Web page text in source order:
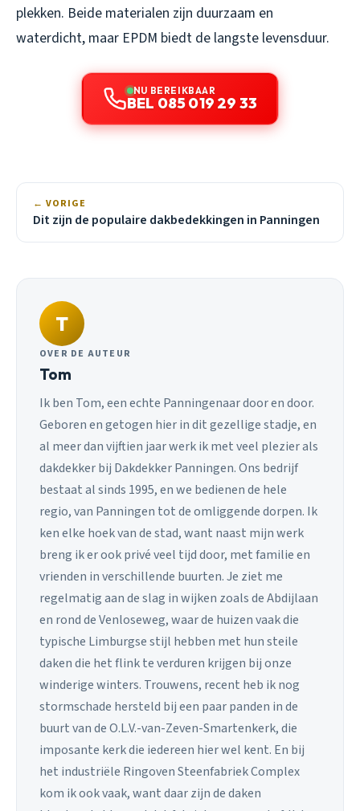
plekken. Beide materialen zijn duurzaam en
waterdicht, maar EPDM biedt de langste levensduur.
NU BEREIKBAAR
BEL 085 019 29 33
← VORIGE
Dit zijn de populaire dakbedekkingen in Panningen
T
OVER DE AUTEUR
Tom
Ik ben Tom, een echte Panningenaar door en door.
Geboren en getogen hier in dit gezellige stadje, en
al meer dan vijftien jaar werk ik met veel plezier als
dakdekker bij Dakdekker Panningen. Ons bedrijf
bestaat al sinds 1995, en we bedienen de hele
regio, van Panningen tot de omliggende dorpen. Ik
ken elke hoek van de stad, want naast mijn werk
breng ik er ook privé veel tijd door, met familie en
vrienden in verschillende buurten. Je ziet me
regelmatig aan de slag in wijken zoals de Abdijlaan
en rond de Venloseweg, waar de huizen vaak die
typische Limburgse stijl hebben met hun steile
daken die het flink te verduren krijgen bij onze
winderige winters. Trouwens, recent heb ik nog
stormschade hersteld bij een paar panden in de
buurt van de O.L.V.-van-Zeven-Smartenkerk, die
imposante kerk die iedereen hier wel kent. En bij
het industriële Ringoven Steenfabriek Complex
kom ik ook vaak, want daar zijn de daken